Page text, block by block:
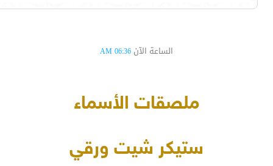
الساعة الآن 06:36 AM
ملصقات الأسماء
ستيكر شيت ورقي